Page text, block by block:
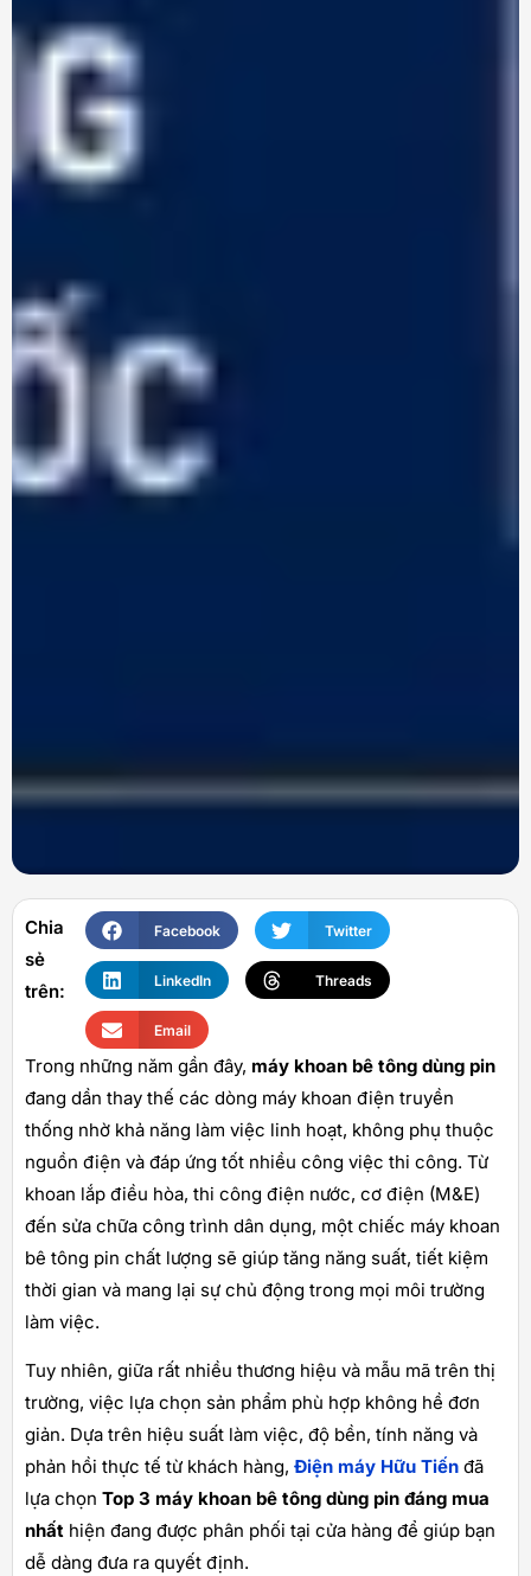
Chia
sẻ
trên:
Facebook Twitter
LinkedIn Threads
Email
Trong những năm gần đây, máy khoan bê tông dùng pin
đang dần thay thế các dòng máy khoan điện truyền
thống nhờ khả năng làm việc linh hoạt, không phụ thuộc
nguồn điện và đáp ứng tốt nhiều công việc thi công. Từ
khoan lắp điều hòa, thi công điện nước, cơ điện (M&E)
đến sửa chữa công trình dân dụng, một chiếc máy khoan
bê tông pin chất lượng sẽ giúp tăng năng suất, tiết kiệm
thời gian và mang lại sự chủ động trong mọi môi trường
làm việc.
Tuy nhiên, giữa rất nhiều thương hiệu và mẫu mã trên thị
trường, việc lựa chọn sản phẩm phù hợp không hề đơn
giản. Dựa trên hiệu suất làm việc, độ bền, tính năng và
phản hồi thực tế từ khách hàng, Điện máy Hữu Tiến đã
lựa chọn Top 3 máy khoan bê tông dùng pin đáng mua
nhất hiện đang được phân phối tại cửa hàng để giúp bạn
dễ dàng đưa ra quyết định.